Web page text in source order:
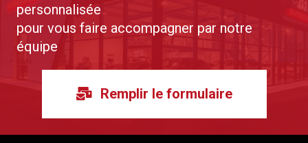
personnalisée
pour vous faire accompagner par notre
équipe
Remplir le formulaire